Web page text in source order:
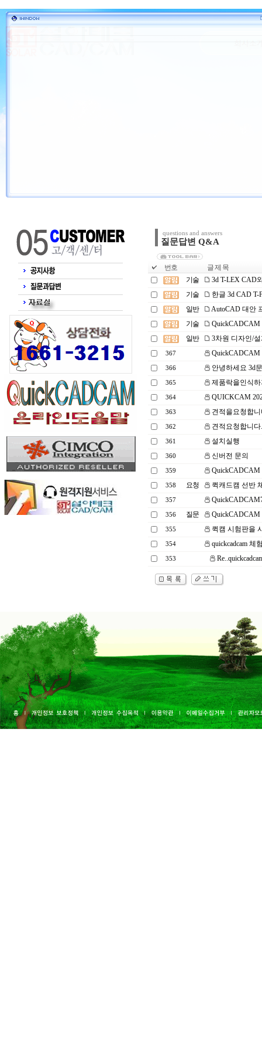
questions and answers
질문답변 Q&A
번호
글 제 목
기술
3d T-LEX CAD
기술
한글 3d CAD
일반
AutoCAD 대안
기술
QuickCADCAM
일반
3차원 디자인/
367 QuickCADCAM
366 안녕하세요 3d
365 제품락을인식
364 QUICKCAM
363 견적을요청합
362 견적요청합니
361 설치실행
360 신버전 문의
359
358 요청 퀵캐드캠 선반
357
356 질문
355 퀵캠 시험판을
354 quickcadcam 체
353